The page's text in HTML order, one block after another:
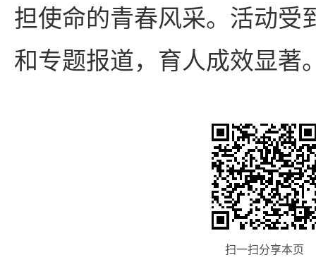
担使命的青春风采。活动受
和专题报道，育人成效显著
扫一扫分享本页